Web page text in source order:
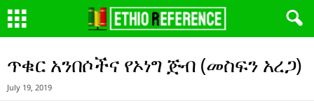
ጥቁር አንበሶችና የኦነግ ጅብ (መስፍን አረጋ)
July 19, 2019